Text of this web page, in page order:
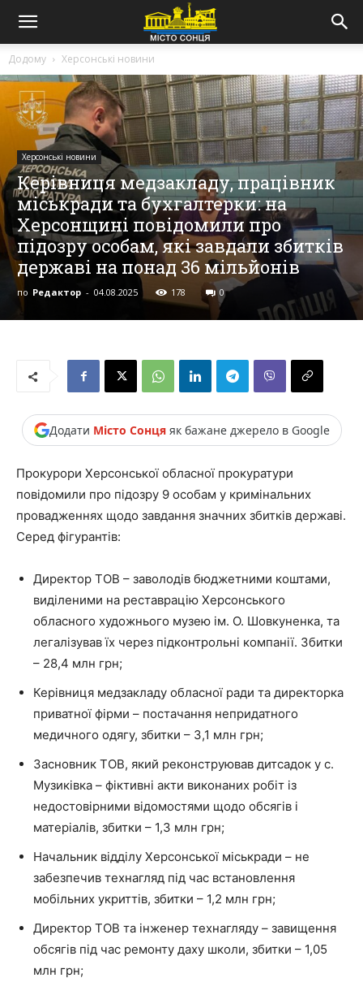
Додому Херсонські новини
Херсонські новини
Керівниця медзакладу, працівник
міськради та бухгалтерки: на
Херсонщині повідомили про
підозру особам, які завдали збитків
державі на понад 36 мільйонів
по Редактор - 04.08.2025 178 0
Додати Місто Сонцяяк бажане джерело в Google
Прокурори Херсонської обласної прокуратури
повідомили про підозру 9 особам у кримінальних
провадженнях щодо завдання значних збитків державі.
Серед фігурантів:
Директор ТОВ – заволодів бюджетними коштами,
виділеними на реставрацію Херсонського
обласного художнього музею ім. О. Шовкуненка, та
легалізував їх через підконтрольні компанії. Збитки
– 28,4 млн грн;
Керівниця медзакладу обласної ради та директорка
приватної фірми – постачання непридатного
медичного одягу, збитки – 3,1 млн грн;
Засновник ТОВ, який реконструював дитсадок у с.
Музиківка – фіктивні акти виконаних робіт із
недостовірними відомостями щодо обсягів і
матеріалів, збитки – 1,3 млн грн;
Начальник відділу Херсонської міськради – не
забезпечив технагляд під час встановлення
мобільних укриттів, збитки – 1,2 млн грн;
Директор ТОВ та інженер технагляду – завищення
обсягів під час ремонту даху школи, збитки – 1,05
млн грн;